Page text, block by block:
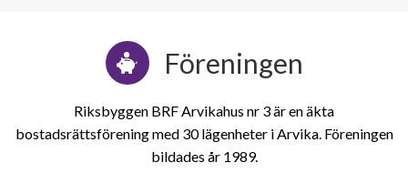
Föreningen
Riksbyggen BRF Arvikahus nr 3 är en äkta
bostadsrättsförening med 30 lägenheter i Arvika. Föreningen
bildades år 1989